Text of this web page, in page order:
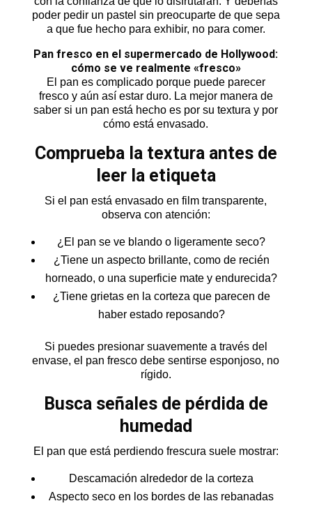
poder pedir un pastel sin preocuparte de que sepa
a que fue hecho para exhibir, no para comer.
Pan fresco en el supermercado de Hollywood:
cómo se ve realmente «fresco»
El pan es complicado porque puede parecer
fresco y aún así estar duro. La mejor manera de
saber si un pan está hecho es por su textura y por
cómo está envasado.
Comprueba la textura antes de
leer la etiqueta
Si el pan está envasado en film transparente,
observa con atención:
¿El pan se ve blando o ligeramente seco?
¿Tiene un aspecto brillante, como de recién
horneado, o una superficie mate y endurecida?
¿Tiene grietas en la corteza que parecen de
haber estado reposando?
Si puedes presionar suavemente a través del
envase, el pan fresco debe sentirse esponjoso, no
rígido.
Busca señales de pérdida de
humedad
El pan que está perdiendo frescura suele mostrar:
Descamación alrededor de la corteza
Aspecto seco en los bordes de las rebanadas